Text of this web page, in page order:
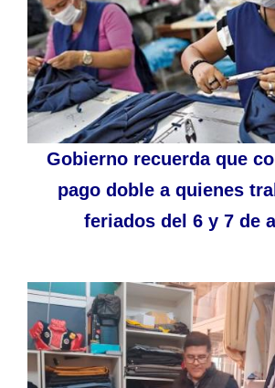
Gobierno recuerda que
pago doble a quienes
feriados del 6 y 7 de